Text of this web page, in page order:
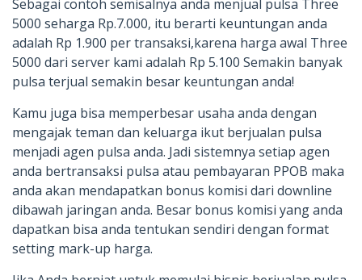
Sebagai contoh semisalnya anda menjual pulsa Three
5000 seharga Rp.7.000, itu berarti keuntungan anda
adalah Rp 1.900 per transaksi,karena harga awal Three
5000 dari server kami adalah Rp 5.100 Semakin banyak
pulsa terjual semakin besar keuntungan anda!
Kamu juga bisa memperbesar usaha anda dengan
mengajak teman dan keluarga ikut berjualan pulsa
menjadi agen pulsa anda. Jadi sistemnya setiap agen
anda bertransaksi pulsa atau pembayaran PPOB maka
anda akan mendapatkan bonus komisi dari downline
dibawah jaringan anda. Besar bonus komisi yang anda
dapatkan bisa anda tentukan sendiri dengan format
setting mark-up harga.